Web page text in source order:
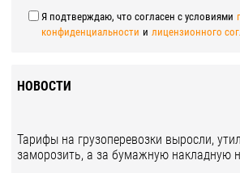
Я подтверждаю, что согласен с условиями
конфиденциальности и лицензионного
НОВОСТИ
Тарифы на грузоперевозки выросли,
заморозить, а за бумажную накладную